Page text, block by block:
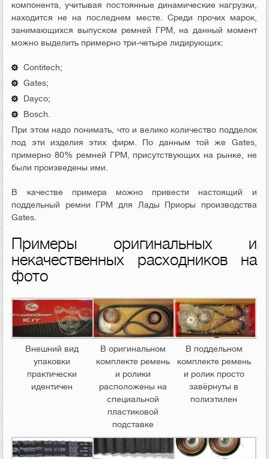
компонента, учитывая постоянные динамические нагрузки,
находится не на последнем месте. Среди прочих марок,
занимающихся выпуском ремней ГРМ, на данный момент
можно выделить примерно три-четыре лидирующих:
Contitech;
Gates;
Dayco;
Bosch.
При этом надо понимать, что и велико количество подделок
под эти изделия этих фирм. По данным той же Gates,
примерно 80% ремней ГРМ, присутствующих на рынке, не
были произведены ими.
В качестве примера можно привести настоящий и
поддельный ремни ГРМ для Лады Приоры производства
Gates.
Примеры оригинальных и
некачественных расходников на
фото
Внешний вид
упаковки
практически
идентичен
В оригинальном
комплекте ремень
и ролики
расположены на
специальной
пластиковой
подставке
В поддельном
комплекте ремень
и ролик просто
завёрнуты в
полиэтилен